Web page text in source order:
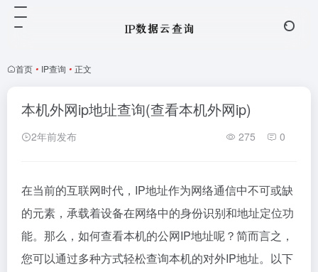
首页 • IP查询 • 正文
本机外网ip地址查询(查看本机外网ip)
2年前发布 275 0
在当前的互联网时代，IP地址作为网络通信中不可或缺
的元素，承载着设备在网络中的身份识别和地址定位功
能。那么，如何查看本机的公网IP地址呢？简而言之，
您可以通过多种方式轻松查询本机的对外IP地址。以下